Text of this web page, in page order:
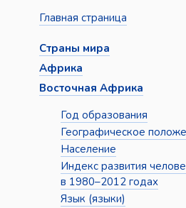
Главная страница
Страны мира
Африка
Восточная Африка
Год образования
Географическое
Население
Индекс развития
в 1980–2012 годах
Язык (языки)